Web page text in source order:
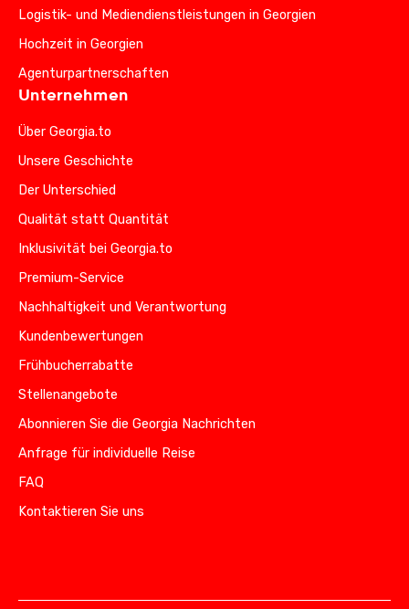
Logistik- und Mediendienstleistungen in Georgien
Hochzeit in Georgien
Agenturpartnerschaften
Unternehmen
Über Georgia.to
Unsere Geschichte
Der Unterschied
Qualität statt Quantität
Inklusivität bei Georgia.to
Premium-Service
Nachhaltigkeit und Verantwortung
Kundenbewertungen
Frühbucherrabatte
Stellenangebote
Abonnieren Sie die Georgia Nachrichten
Anfrage für individuelle Reise
FAQ
Kontaktieren Sie uns